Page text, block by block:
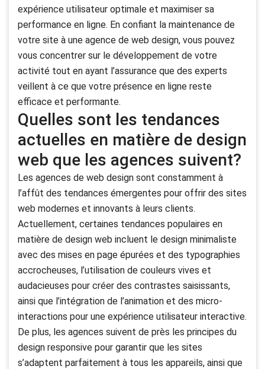
expérience utilisateur optimale et maximiser sa
performance en ligne. En confiant la maintenance de
votre site à une agence de web design, vous pouvez
vous concentrer sur le développement de votre
activité tout en ayant l’assurance que des experts
veillent à ce que votre présence en ligne reste
efficace et performante.
Quelles sont les tendances
actuelles en matière de design
web que les agences suivent?
Les agences de web design sont constamment à
l’affût des tendances émergentes pour offrir des sites
web modernes et innovants à leurs clients.
Actuellement, certaines tendances populaires en
matière de design web incluent le design minimaliste
avec des mises en page épurées et des typographies
accrocheuses, l’utilisation de couleurs vives et
audacieuses pour créer des contrastes saisissants,
ainsi que l’intégration de l’animation et des micro-
interactions pour une expérience utilisateur interactive.
De plus, les agences suivent de près les principes du
design responsive pour garantir que les sites
s’adaptent parfaitement à tous les appareils, ainsi que